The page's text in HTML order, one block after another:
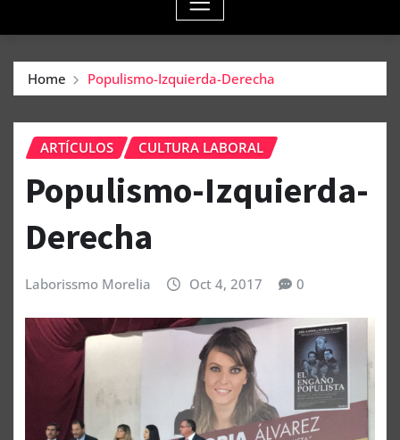
Home Populismo-Izquierda-Derecha
ARTÍCULOS CULTURA LABORAL
Populismo-Izquierda-
Derecha
Laborissmo Morelia Oct 4, 2017 0